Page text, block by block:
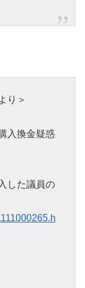
り＞
入換金疑惑
した議員の